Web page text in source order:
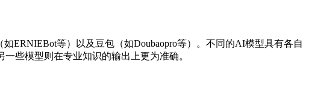
ERNIEBot等）以及豆包（如Doubaopro等）。不同的AI模型具有各自
些模型则在专业知识的输出上更为准确。